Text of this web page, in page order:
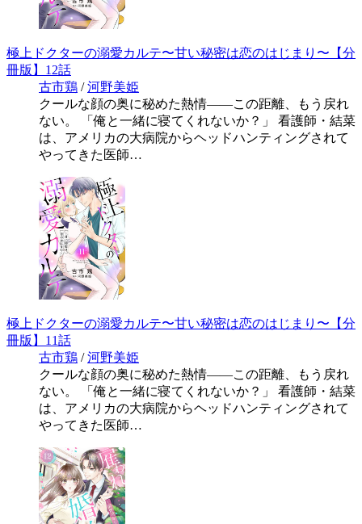
極上ドクターの溺愛カルテ〜甘い秘密は恋のはじまり〜【分
冊版】12話
古市鶏 /河野美姫
クールな顔の奥に秘めた熱情――この距離、もう戻れ
ない。 「俺と一緒に寝てくれないか？」 看護師・結菜
は、アメリカの大病院からヘッドハンティングされて
やってきた医師…
極上ドクターの溺愛カルテ〜甘い秘密は恋のはじまり〜【分
冊版】11話
古市鶏 /河野美姫
クールな顔の奥に秘めた熱情――この距離、もう戻れ
ない。 「俺と一緒に寝てくれないか？」 看護師・結菜
は、アメリカの大病院からヘッドハンティングされて
やってきた医師…